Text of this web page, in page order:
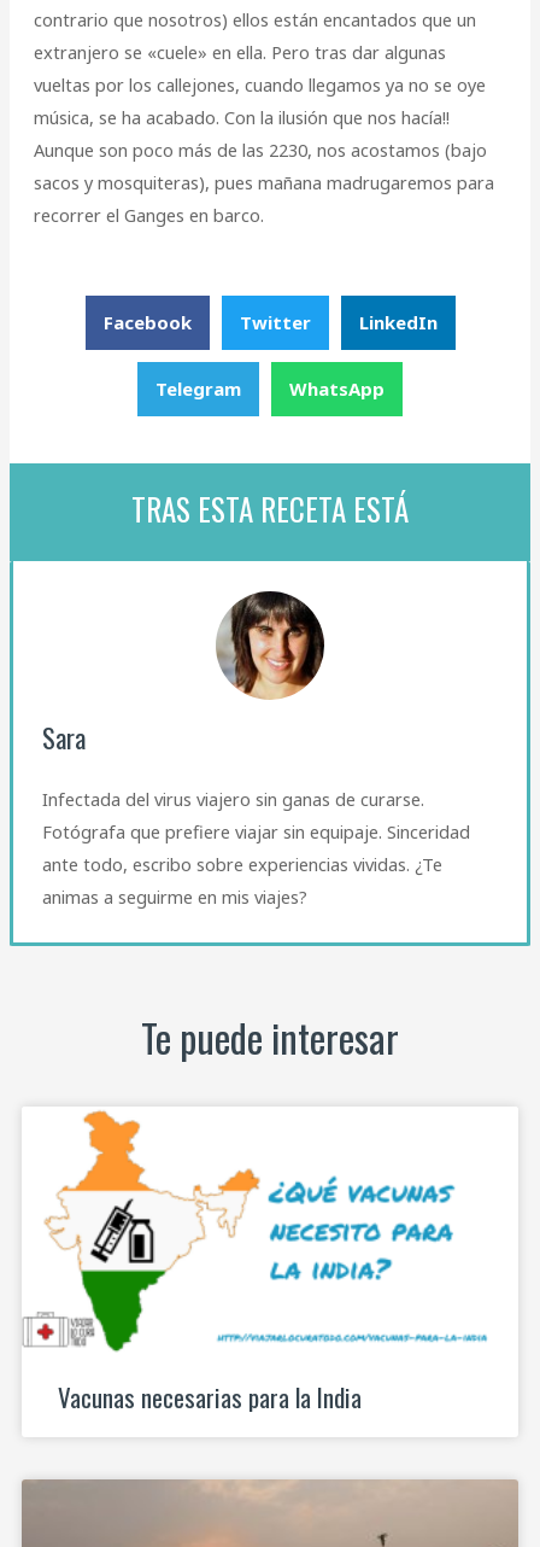
contrario que nosotros) ellos están encantados que un
extranjero se «cuele» en ella. Pero tras dar algunas
vueltas por los callejones, cuando llegamos ya no se oye
música, se ha acabado. Con la ilusión que nos hacía!!
Aunque son poco más de las 2230, nos acostamos (bajo
sacos y mosquiteras), pues mañana madrugaremos para
recorrer el Ganges en barco.
Facebook Twitter LinkedIn
Telegram WhatsApp
TRAS ESTA RECETA ESTÁ
Sara
Infectada del virus viajero sin ganas de curarse.
Fotógrafa que prefiere viajar sin equipaje. Sinceridad
ante todo, escribo sobre experiencias vividas. ¿Te
animas a seguirme en mis viajes?
Te puede interesar
Vacunas necesarias para la India